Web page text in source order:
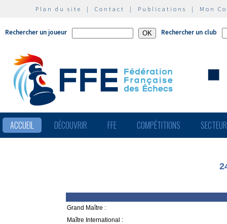
Plan du site | Contact | Publications | Mon
Rechercher un joueur Rechercher un club
ACCUEIL DÉCOUVRIR FFE COMPÉTITIONS
Grand Maître :
Maître International :